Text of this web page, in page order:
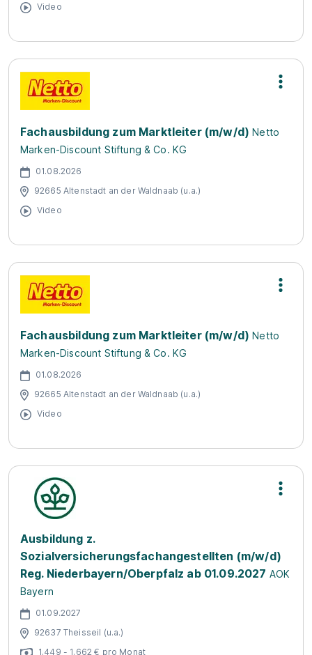
Video
Fachausbildung zum Marktleiter (m/w/d) Netto
Marken-Discount Stiftung & Co. KG
01.08.2026
92665 Altenstadt an der Waldnaab (u.a.)
Video
Fachausbildung zum Marktleiter (m/w/d) Netto
Marken-Discount Stiftung & Co. KG
01.08.2026
92665 Altenstadt an der Waldnaab (u.a.)
Video
Ausbildung z.
Sozialversicherungsfachangestellten (m/w/d)
Reg. Niederbayern/Oberpfalz ab 01.09.2027 AOK
Bayern
01.09.2027
92637 Theisseil (u.a.)
1.449 - 1.662 € pro Monat